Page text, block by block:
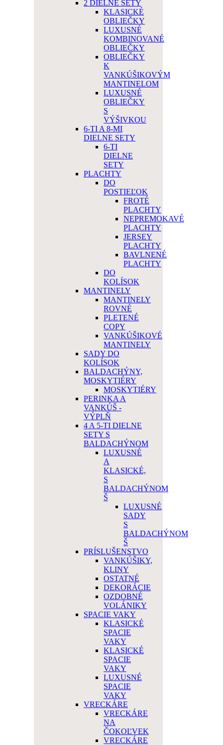
2 DIELNE SETY
KLASICKÉ
OBLIEČKY
LUXUSNÉ
KOMBINOVANÉ
OBLIEČKY
OBLIEČKY
K
VANKÚŠIKOVÝM
MANTINELOM
LUXUSNÉ
OBLIEČKY
S
VÝŠIVKOU
6-TI A 8-MI
DIELNE SETY
6-TI
DIELNE
SETY
PLACHTY
DO
POSTIEĽOK
FROTÉ
PLACHTY
NEPREMOKAVÉ
PLACHTY
JERSEY
PLACHTY
BAVLNENÉ
PLACHTY
DO
KOLÍSOK
MANTINELY
MANTINELY
ROVNÉ
PLETENÉ
COPY
VANKÚŠIKOVÉ
MANTINELY
SADY DO
KOLÍSOK
BALDACHÝNY,
MOSKYTIÉRY
MOSKYTIÉRY
PERINKA A
VANKÚŠ -
VÝPLŇ
4 A 5-TI DIELNE
SETY S
BALDACHÝNOM
LUXUSNÉ
A
KLASICKÉ,
S
BALDACHÝNOM
Š
LUXUSNÉ
SADY
S
BALDACHÝNOM
Š
PRÍSLUŠENSTVO
VANKÚŠIKY,
KLINY
OSTATNÉ
DEKORÁCIE
OZDOBNÉ
VOLÁNIKY
SPACIE VAKY
KLASICKÉ
SPACIE
VAKY
KLASICKÉ
SPACIE
VAKY
LUXUSNÉ
SPACIE
VAKY
VRECKÁRE
VRECKÁRE
NA
ČOKOĽVEK
VRECKÁRE